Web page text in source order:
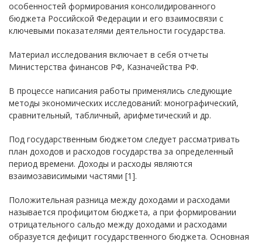
особенностей формирования консолидированного
бюджета Российской Федерации и его взаимосвязи с
ключевыми показателями деятельности государства.
Материал исследования включает в себя отчеты
Министерства финансов РФ, Казначейства РФ.
В процессе написания работы применялись следующие
методы экономических исследований: монографический,
сравнительный, табличный, арифметический и др.
Под государственным бюджетом следует рассматривать
план доходов и расходов государства за определенный
период времени. Доходы и расходы являются
взаимозависимыми частями [1].
Положительная разница между доходами и расходами
называется профицитом бюджета, а при формировании
отрицательного сальдо между доходами и расходами
образуется дефицит государственного бюджета. Основная